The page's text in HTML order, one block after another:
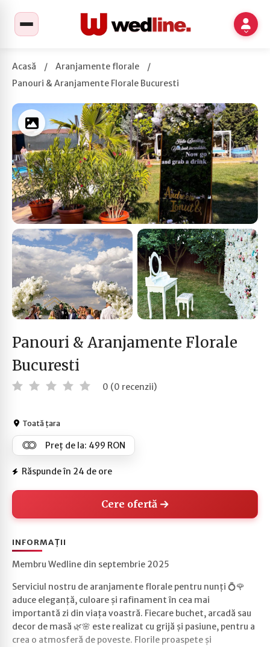
Acasă / Aranjamente florale
/
Panouri & Aranjamente Florale Bucuresti
Panouri & Aranjamente Florale
Bucuresti
0 (0 recenzii)
Toată țara
Preț de la: 499 RON
Răspunde în 24 de ore
Cere ofertă
INFORMAȚII
Membru Wedline din septembrie 2025
Serviciul nostru de aranjamente florale pentru nunți 💍🌹
aduce eleganță, culoare și rafinament în cea mai
importantă zi din viața voastră. Fiecare buchet, arcadă sau
decor de masă 🌿🌸 este realizat cu grijă și pasiune, pentru a
crea o atmosferă de poveste. Florile proaspete și